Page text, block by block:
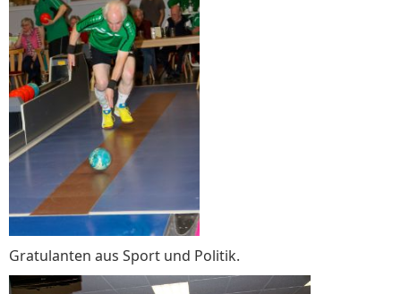
Gratulanten aus Sport und Politik.